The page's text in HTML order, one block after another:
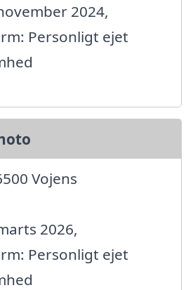
2024,
Personligt ejet
Vojens
2026,
Personligt ejet